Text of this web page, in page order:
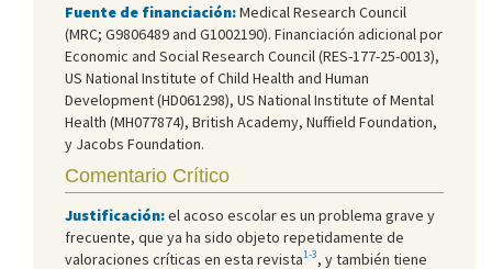
Fuente de financiación:Medical Research Council
(MRC; G9806489 and G1002190). Financiación adicional por
Economic and Social Research Council (RES-177-25-0013),
US National Institute of Child Health and Human
Development (HD061298), US National Institute of Mental
Health (MH077874), British Academy, Nuffield Foundation,
y Jacobs Foundation.
Comentario Crítico
Justificación:el acoso escolar es un problema grave y
frecuente, que ya ha sido objeto repetidamente de
valoraciones críticas en esta revista1-3, y también tiene